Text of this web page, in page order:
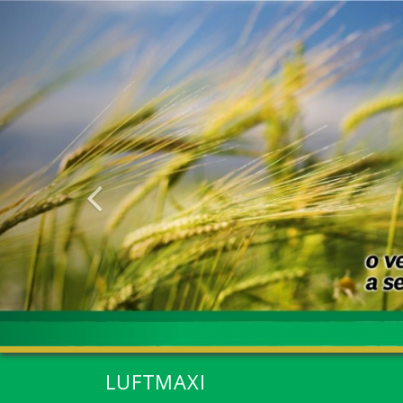
Anterior
LUFTMAXI